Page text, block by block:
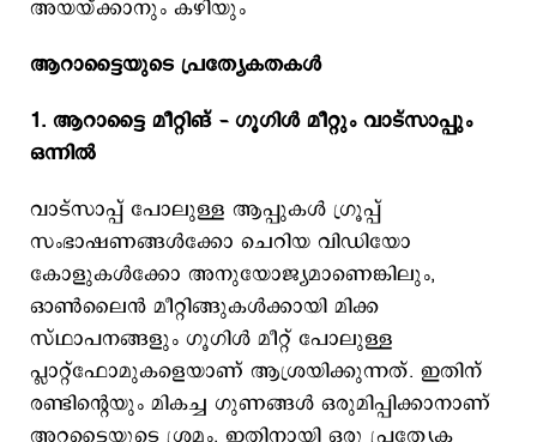
അയയ്ക്കാനും കഴിയും
ആറാട്ടൈയുടെ പ്രത്യേകതകള്‍
1. ആറാട്ടൈ മീറ്റിങ് – ഗൂഗിൾ മീറ്റും വാട്സാപ്പും
ഒന്നിൽ
വാട്സാപ്പ് പോലുള്ള ആപ്പുകൾ ഗ്രൂപ്പ്
സംഭാഷണങ്ങൾക്കോ ചെറിയ വിഡിയോ
കോളുകൾക്കോ അനുയോജ്യമാണെങ്കിലും,
ഓൺലൈൻ മീറ്റിങ്ങുകൾക്കായി മിക്ക
സ്ഥാപനങ്ങളും ഗൂഗിൾ മീറ്റ് പോലുള്ള
പ്ലാറ്റ്‌ഫോമുകളെയാണ് ആശ്രയിക്കുന്നത്. ഇതിന്
രണ്ടിന്റെയും മികച്ച ഗുണങ്ങൾ ഒരുമിപ്പിക്കാനാണ്
അറട്ടൈയുടെ ശ്രമം. ഇതിനായി ഒരു പ്രത്യേക